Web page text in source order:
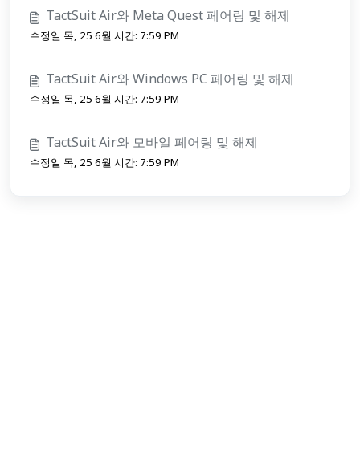
TactSuit Air와 Meta Quest 페어링 및 해제
수정일 목, 25 6월 시간: 7:59 PM
TactSuit Air와 Windows PC 페어링 및 해제
수정일 목, 25 6월 시간: 7:59 PM
TactSuit Air와 모바일 페어링 및 해제
수정일 목, 25 6월 시간: 7:59 PM